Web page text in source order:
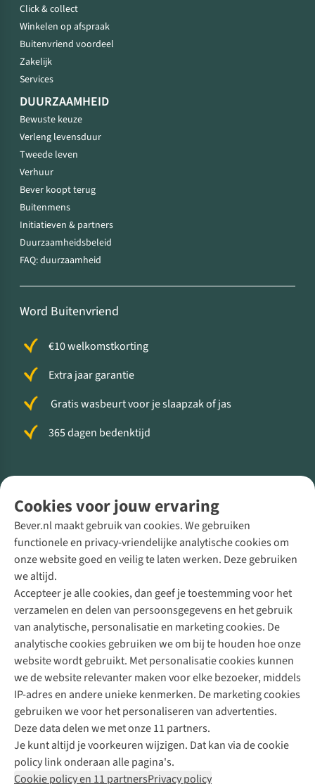
Cookies voor jouw ervaring
Bever.nl maakt gebruik van cookies. We gebruiken
functionele en privacy-vriendelijke analytische cookies om
onze website goed en veilig te laten werken. Deze gebruiken
we altijd.
Accepteer je alle cookies, dan geef je toestemming voor het
verzamelen en delen van persoonsgegevens en het gebruik
van analytische, personalisatie en marketing cookies. De
analytische cookies gebruiken we om bij te houden hoe onze
website wordt gebruikt. Met personalisatie cookies kunnen
we de website relevanter maken voor elke bezoeker, middels
IP-adres en andere unieke kenmerken. De marketing cookies
gebruiken we voor het personaliseren van advertenties.
Deze data delen we met onze 11 partners.
Je kunt altijd je voorkeuren wijzigen. Dat kan via de cookie
policy link onderaan alle pagina's.
Cookie policy en 11 partnersPrivacy policy
Click & collect
Winkelen op afspraak
Buitenvriend voordeel
Zakelijk
Services
DUURZAAMHEID
Bewuste keuze
Verleng levensduur
Tweede leven
Verhuur
Bever koopt terug
Buitenmens
Initiatieven & partners
Duurzaamheidsbeleid
FAQ: duurzaamheid
Word Buitenvriend
€10 welkomstkorting
Extra jaar garantie
Gratis wasbeurt voor je slaapzak of jas
365 dagen bedenktijd
Direct advies van een Buitenexpert
+31 (0)85 888 50 88
+31 6 12 28 49 80
Contactformulier